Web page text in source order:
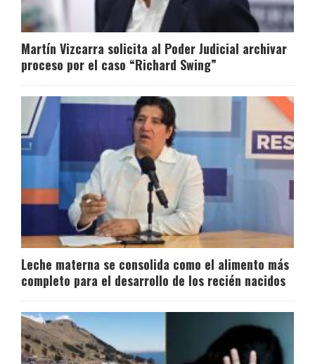
Martín Vizcarra solicita al Poder Judicial archivar
proceso por el caso “Richard Swing”
Leche materna se consolida como el alimento más
completo para el desarrollo de los recién nacidos